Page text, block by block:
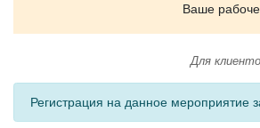
Ваше
Для
Регистрация на данное мероприятие